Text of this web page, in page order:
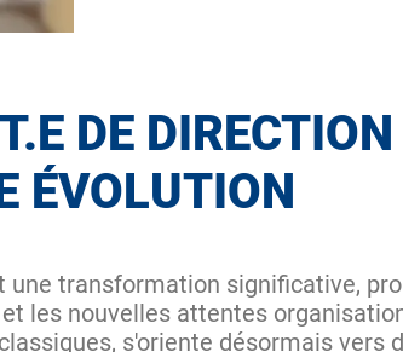
DE
ÉVOLUTION
une transformation significative,
les nouvelles attentes
s'oriente désormais vers